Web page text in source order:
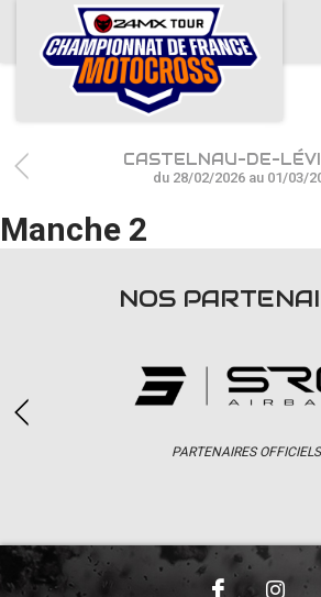
ACCUEIL
ACTUS
CALENDRIER
RÉSULTATS
PHOTOS / WEB TV
CASTELNAU-DE-
du 28/02/2026 au 01/03/
Manche 2
NOS
PARTENAIRES OFFICIELS